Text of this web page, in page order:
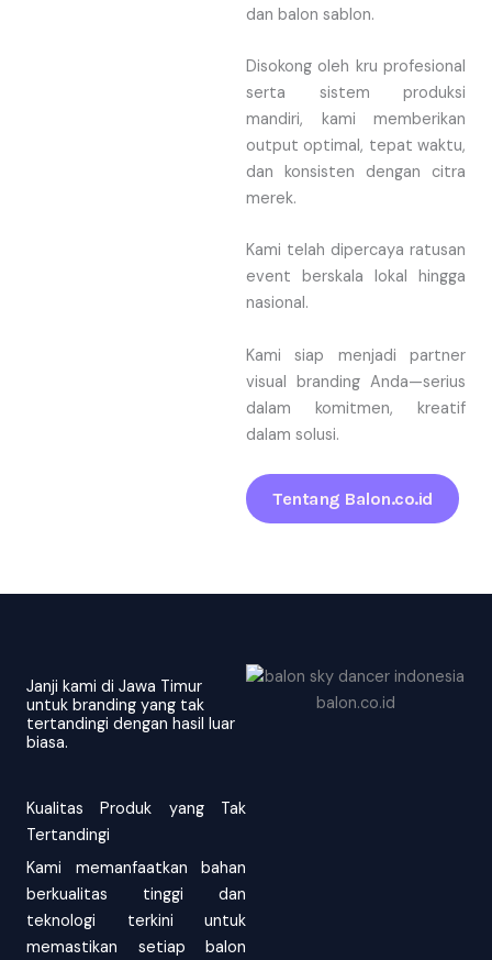
dan balon sablon.
Disokong oleh kru profesional
serta sistem produksi
mandiri, kami memberikan
output optimal, tepat waktu,
dan konsisten dengan citra
merek.
Kami telah dipercaya ratusan
event berskala lokal hingga
nasional.
Kami siap menjadi partner
visual branding Anda—serius
dalam komitmen, kreatif
dalam solusi.
Tentang Balon.co.id
Janji kami di Jawa Timur
untuk branding yang tak
tertandingi dengan hasil luar
biasa.
Kualitas Produk yang Tak
Tertandingi
Kami memanfaatkan bahan
berkualitas tinggi dan
teknologi terkini untuk
memastikan setiap balon